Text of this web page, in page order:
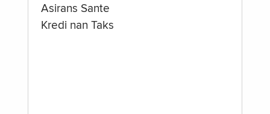
Asirans Sante
Kredi nan Taks